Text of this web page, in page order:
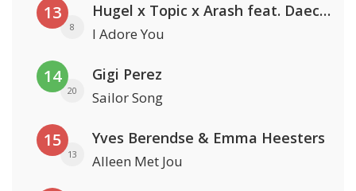
13
8
Hugel x Topic x Arash feat. Daecolm
I Adore You
14
20
Gigi Perez
Sailor Song
15
13
Yves Berendse & Emma Heesters
Alleen Met Jou